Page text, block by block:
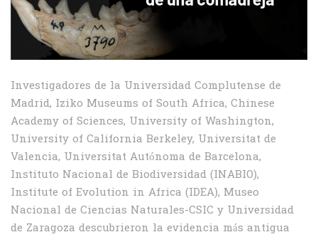
Investigadores de la Universidad Complutense de
Madrid, Iziko Museums of South Africa, Chinese
Academy of Sciences, University of Washington,
University of California Berkeley, Universitat de
Valencia, Universitat Autónoma de Barcelona,
Instituto Nacional de Biodiversidad (INABIO),
Institute of Evolution in Africa (IDEA), Museo
Nacional de Ciencias Naturales-CSIC y Universidad
de Zaragoza descubrieron la evidencia más antigua